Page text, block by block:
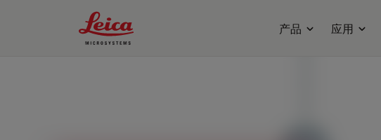
Leica Microsystems Logo
产品 应用